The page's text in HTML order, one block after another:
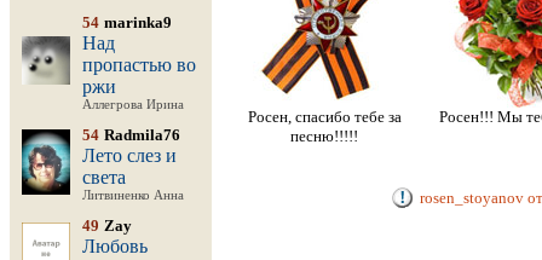
54 marinka9
Над
пропастью во
ржи
Аллегрова Ирина
54 Radmila76
Лето слез и
света
Литвиненко Анна
49 Zay
Любовь
Росен, спасибо тебе за
песню!!!!!
Росен!!! Мы
rosen_stoyanov